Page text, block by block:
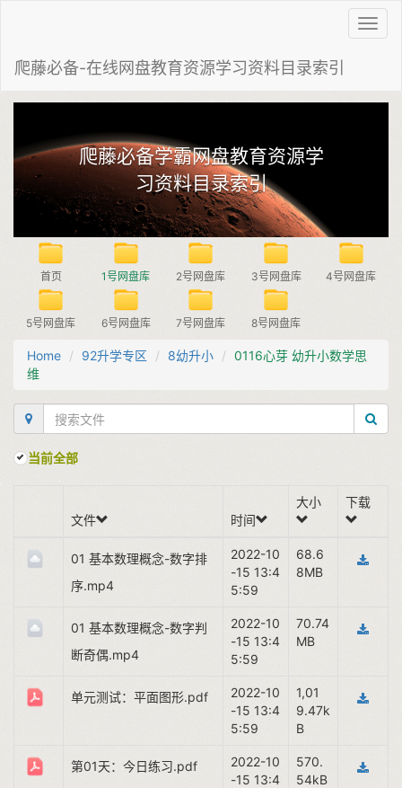
爬藤必备-在线网盘教育资源学习资料目录索引
爬藤必备学霸网盘教育资源学
习资料目录索引
首页 1号网盘库 2号网盘库 3号网盘库 4号网盘库
5号网盘库 6号网盘库 7号网盘库 8号网盘库
Home 92升学专区 8幼升小
​​0116​心芽 幼升小数学思
维​
当前全部
文件 时间
大小 下载
01 基本数理概念-数字排
序.mp4
2022-10
-15 13:4
5:59
68.6
8MB
01 基本数理概念-数字判
断奇偶.mp4
2022-10
-15 13:4
5:59
70.74
MB
单元测试：平面图形.pdf
2022-10
-15 13:4
5:59
1,01
9.47k
B
第01天：今日练习.pdf
2022-10
-15 13:4
570.
54kB